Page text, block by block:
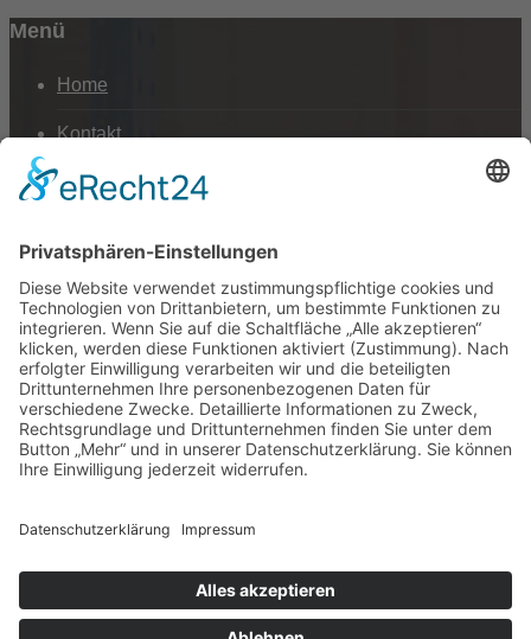
Menü
Home
Kontakt
AGB
Impressum
Anschrift
BSI Vertriebs GmbH
Donaustraße 2A
64572 Büttelborn
Telefax: 004961521873727